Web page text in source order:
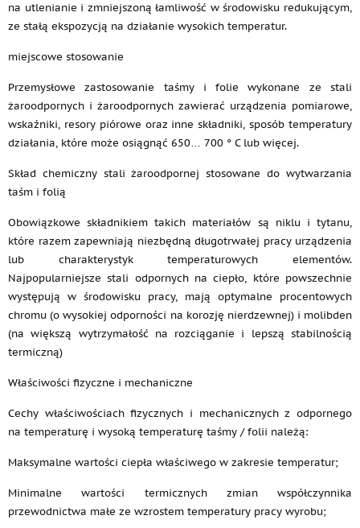
na utlenianie i zmniejszoną łamliwość w środowisku redukującym,
ze stałą ekspozycją na działanie wysokich temperatur.
miejscowe stosowanie
Przemysłowe zastosowanie taśmy i folie wykonane ze stali
żaroodpornych i żaroodpornych zawierać urządzenia pomiarowe,
wskaźniki, resory piórowe oraz inne składniki, sposób temperatury
działania, które może osiągnąć 650… 700 ° C lub więcej.
Skład chemiczny stali żaroodpornej stosowane do wytwarzania
taśm i folią
Obowiązkowe składnikiem takich materiałów są niklu i tytanu,
które razem zapewniają niezbędną długotrwałej pracy urządzenia
lub charakterystyk temperaturowych elementów.
Najpopularniejsze stali odpornych na ciepło, które powszechnie
występują w środowisku pracy, mają optymalne procentowych
chromu (o wysokiej odporności na korozję nierdzewnej) i molibden
(na większą wytrzymałość na rozciąganie i lepszą stabilnością
termiczną)
Właściwości fizyczne i mechaniczne
Cechy właściwościach fizycznych i mechanicznych z odpornego
na temperaturę i wysoką temperaturę taśmy / folii należą:
Maksymalne wartości ciepła właściwego w zakresie temperatur;
Minimalne wartości termicznych zmian współczynnika
przewodnictwa małe ze wzrostem temperatury pracy wyrobu;